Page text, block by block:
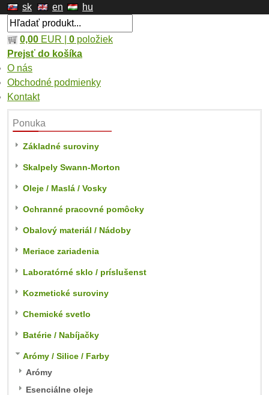
sk en hu
0,00 EUR | 0 položiek
Prejsť do košíka
O nás
Obchodné podmienky
Kontakt
Ponuka
Základné suroviny
Skalpely Swann-Morton
Oleje / Maslá / Vosky
Ochranné pracovné pomôcky
Obalový materiál / Nádoby
Meriace zariadenia
Laboratórné sklo / príslušenst
Kozmetické suroviny
Chemické svetlo
Batérie / Nabíjačky
Arómy / Silice / Farby
Arómy
Esenciálne oleje